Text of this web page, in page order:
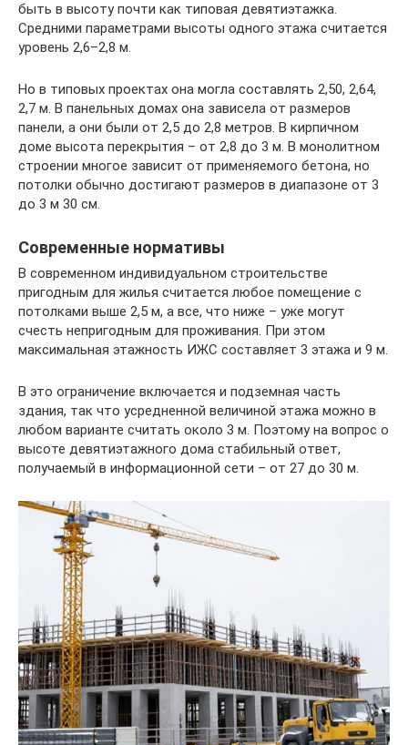
быть в высоту почти как типовая девятиэтажка.
Средними параметрами высоты одного этажа считается
уровень 2,6–2,8 м.
Но в типовых проектах она могла составлять 2,50, 2,64,
2,7 м. В панельных домах она зависела от размеров
панели, а они были от 2,5 до 2,8 метров. В кирпичном
доме высота перекрытия – от 2,8 до 3 м. В монолитном
строении многое зависит от применяемого бетона, но
потолки обычно достигают размеров в диапазоне от 3
до 3 м 30 см.
Современные нормативы
В современном индивидуальном строительстве
пригодным для жилья считается любое помещение с
потолками выше 2,5 м, а все, что ниже – уже могут
счесть непригодным для проживания. При этом
максимальная этажность ИЖС составляет 3 этажа и 9 м.
В это ограничение включается и подземная часть
здания, так что усредненной величиной этажа можно в
любом варианте считать около 3 м. Поэтому на вопрос о
высоте девятиэтажного дома стабильный ответ,
получаемый в информационной сети – от 27 до 30 м.